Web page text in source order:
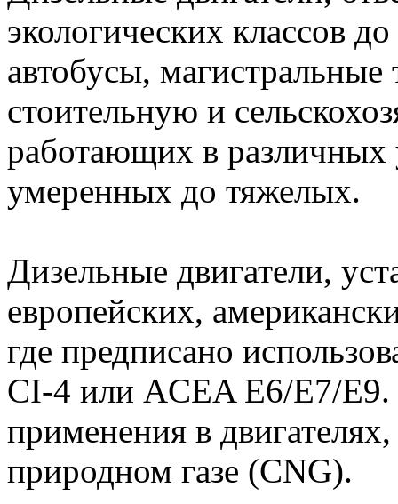
экологических классов
автобусы,
стоительную и
работающих в различных
умеренных до тяжелых.
Дизельные двигатели,
европейских,
где предписано
CI-4 или ACEA E6/E7/E9.
применения в
природном газе (CNG).